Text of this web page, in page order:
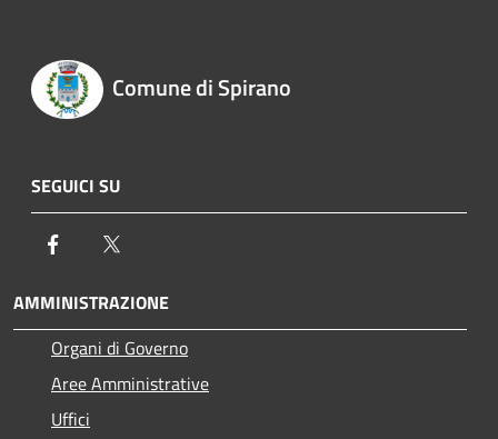
Comune di Spirano
SEGUICI SU
Facebook
AMMINISTRAZIONE
Organi di Governo
Aree Amministrative
Uffici